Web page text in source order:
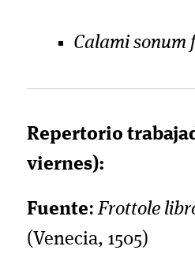
Calami sonum
Repertorio
viernes):
Fuente:Frottole
(Venecia, 1505)